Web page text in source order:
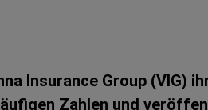
Insurance Group (VIG)
Zahlen und